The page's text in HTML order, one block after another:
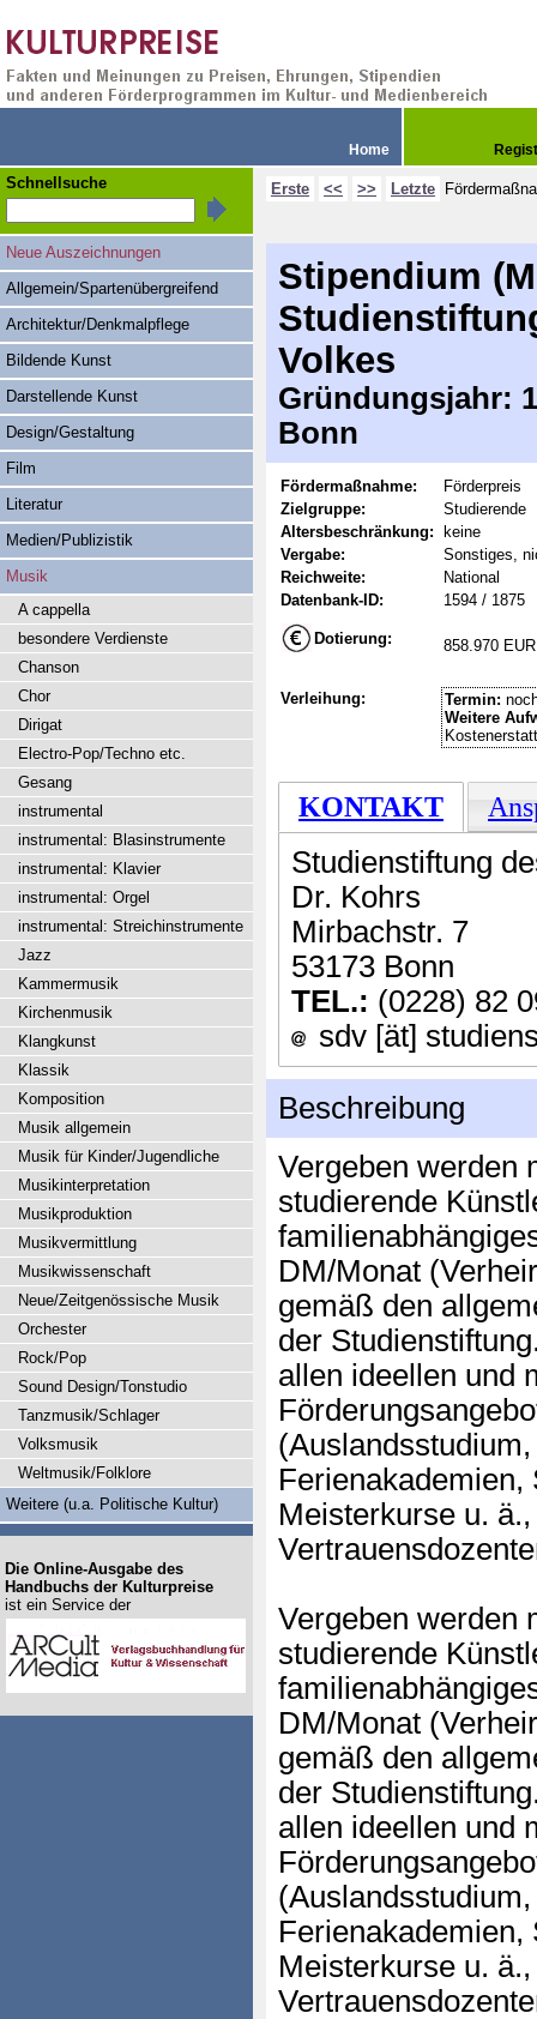
Home
Erste << >> Letzte
Stipendium
Volkes
Gründungsjahr:
Bonn
Fördermaßnahme:
Förderpreis
Zielgruppe:
Studierende
Altersbeschränkung:
keine
Vergabe:
Sonstiges,
Reichweite:
National
Datenbank-ID:
1594 / 1875
Dotierung: 858.970 EUR
Verleihung: Termin:
Weitere
KONTAKT
Studienstiftung
Dr. Kohrs
Mirbachstr. 7
53173 Bonn
TEL.: (0228) 82
sdv [ät]
Beschreibung
Vergeben werden
studierende
DM/Monat
gemäß den
der
allen ideellen und
Ferienakademien,
Meisterkurse u.
Vergeben werden
studierende
DM/Monat
gemäß den
der
allen ideellen und
Ferienakademien,
Meisterkurse u.
Schnellsuche
Neue Auszeichnungen
Allgemein/Spartenübergreifend
Architektur/Denkmalpflege
Bildende Kunst
Darstellende Kunst
Design/Gestaltung
Film
Literatur
Medien/Publizistik
Musik
A cappella
besondere Verdienste
Chanson
Chor
Dirigat
Electro-Pop/Techno etc.
Gesang
instrumental
instrumental: Blasinstrumente
instrumental: Klavier
instrumental: Orgel
instrumental: Streichinstrumente
Jazz
Kammermusik
Kirchenmusik
Klangkunst
Klassik
Komposition
Musik allgemein
Musik für Kinder/Jugendliche
Musikinterpretation
Musikproduktion
Musikvermittlung
Musikwissenschaft
Neue/Zeitgenössische Musik
Orchester
Rock/Pop
Sound Design/Tonstudio
Tanzmusik/Schlager
Volksmusik
Weltmusik/Folklore
Weitere (u.a. Politische Kultur)
Die Online-Ausgabe des
Handbuchs der Kulturpreise
ist ein Service der